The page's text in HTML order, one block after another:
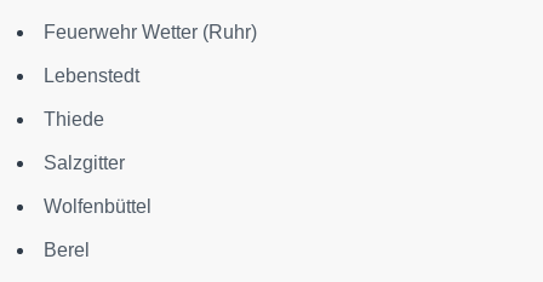
Feuerwehr Wetter (Ruhr)
Lebenstedt
Thiede
Salzgitter
Wolfenbüttel
Berel